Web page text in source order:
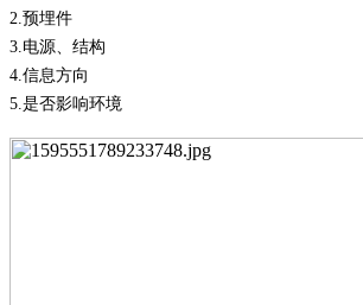
2. 预埋件
3. 电源、结构
4. 信息方向
5. 是否影响环境